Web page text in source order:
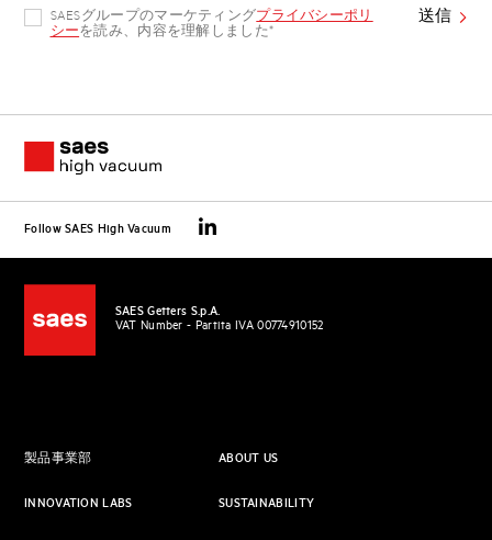
SAESグループのマーケティングプライバシーポリ
シーを読み、内容を理解しました*
Follow SAES High Vacuum
SAES Getters S.p.A.
VAT Number - Partita IVA 00774910152
製品事業部
INNOVATION LABS
ABOUT US
SUSTAINABILITY